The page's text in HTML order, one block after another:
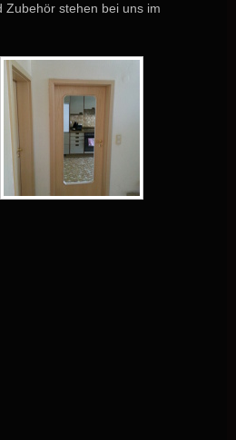
Zubehör stehen bei uns im